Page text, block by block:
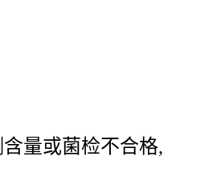
量或菌检不合格,